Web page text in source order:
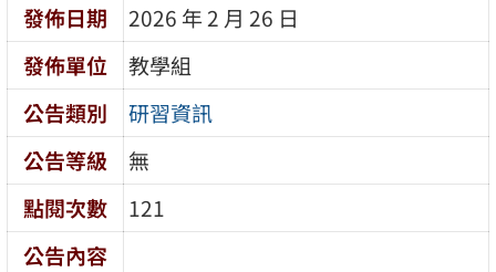
發佈日期
2026 年 2 月 26 日
發佈單位
教學組
公告類別
研習資訊
公告等級
無
點閱次數
121
公告內容